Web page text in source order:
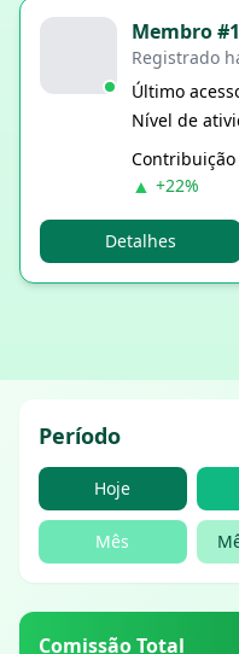
Membro
Registrado
Último
Nível de
▲ +22%
Detalhes
Período
Hoje
Mês
Comissão Total